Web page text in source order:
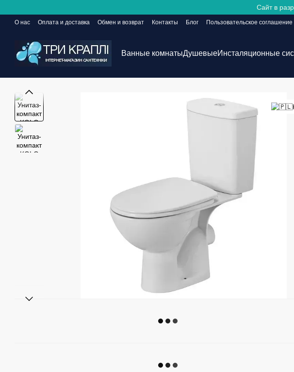
Сайт в
О нас Оплата и доставка Обмен и возврат Контакты Блог Пользовательское соглашение
Ванные комнатыДушевыеИнсталяционные